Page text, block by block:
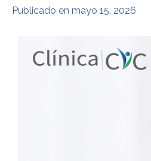
Publicado en mayo 15, 2026